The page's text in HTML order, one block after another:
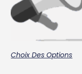
Choix Des Options